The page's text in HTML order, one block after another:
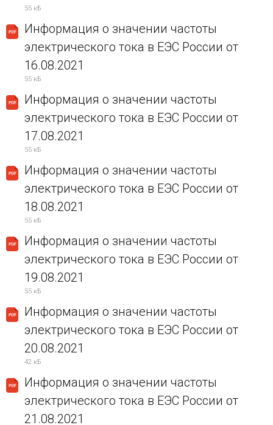
55 кБ
Информация о значении частоты
электрического тока в ЕЭС России от
16.08.2021
55 кБ
Информация о значении частоты
электрического тока в ЕЭС России от
17.08.2021
55 кБ
Информация о значении частоты
электрического тока в ЕЭС России от
18.08.2021
55 кБ
Информация о значении частоты
электрического тока в ЕЭС России от
19.08.2021
55 кБ
Информация о значении частоты
электрического тока в ЕЭС России от
20.08.2021
42 кБ
Информация о значении частоты
электрического тока в ЕЭС России от
21.08.2021